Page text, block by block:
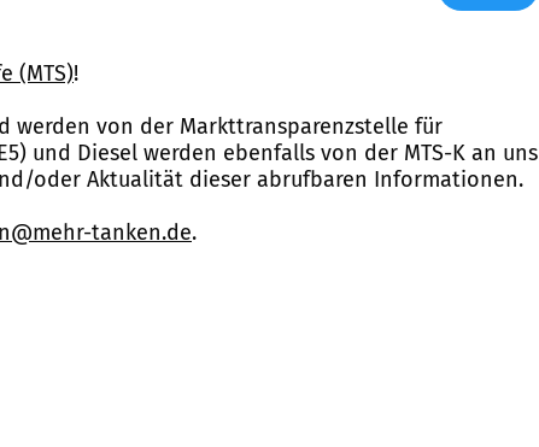
(MTS)!
werden von der Markttransparenzstelle für
und Diesel werden ebenfalls von der MTS-K an uns
oder Aktualität dieser abrufbaren Informationen.
tanken.de.